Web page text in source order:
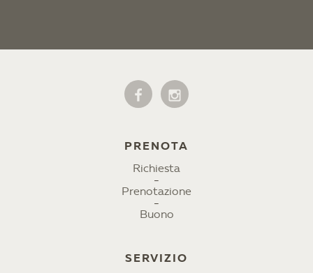
PRENOTA
Richiesta
Prenotazione
Buono
SERVIZIO